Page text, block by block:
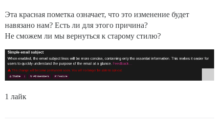
Эта красная пометка означает, что это изменение будет
навязано нам? Есть ли для этого причина?
Не сможем ли мы вернуться к старому стилю?
1 лайк